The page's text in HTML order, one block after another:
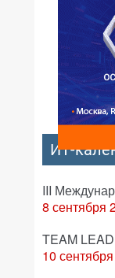
ИТ-
III
8 сентября
TEAM
10